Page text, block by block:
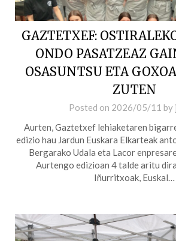
GAZTETXEF:
ONDO PASATZEAZ
OSASUNTSU ETA
ZUTEN
Posted on 2026/05/11 by
Aurten, Gaztetxef lehiaketaren
edizio hau Jardun Euskara Elkarteak
Bergarako Udala eta Lacor
Aurtengo edizioan 4 talde aritu
Iñurritxoak, Euskal…